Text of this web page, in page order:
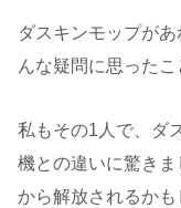
ダスキンモップが
んな疑問に思った
私もその1人で、ダ
機との違いに驚き
から解放されるか